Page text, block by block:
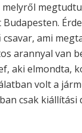
ami
arannyal van
aki elmondta,
volt a
csak kiállítási